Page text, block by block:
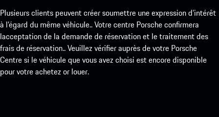
Plusieurs clients peuvent créer soumettre une expression d’intérêt
à l’égard du même véhicule.. Votre centre Porsche confirmera
lacceptation de la demande de réservation et le traitement des
frais de réservation.. Veuillez vérifier auprès de votre Porsche
Centre si le véhicule que vous avez choisi est encore disponible
pour votre achetez or louer.